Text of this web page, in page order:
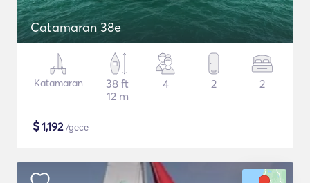
Catamaran 38e
Katamaran
38 ft
12 m
4 2 2
$1,192/gece